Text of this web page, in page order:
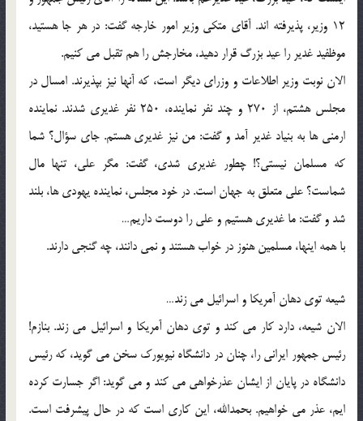
12 وزیر، پذیرفته اند. آقای متکی وزیر امور خارجه گفت: در هر جا هستید،
موظفید غدیر را عید بزرگ قرار دهید، مخارجش را هم تقبل می کنیم.
الان نوبت وزیر اطلاعات و وزرای دیگر است، که آنها نیز بپذیرند. امسال در
مجلس هشتم، از 270 و چند نفر نماینده، 250 نفر غدیری شدند. نماینده
ارمنی ها به بنیاد غدیر آمد و گفت: من نیز غدیری هستم. جای سؤال؟ شما
که مسلمان نیستی؟! چطور غدیری شدی، گفت: مگر علی، تنها مال
شماست؟ علی متعلق به جهان است. در خود مجلس، نماینده یهودی ها، بلند
شد و گفت: ما غدیری هستیم و علی را دوست داریم…
با همه اینها، مسلمین هنوز در خواب هستند و نمی دانند، چه گنجی دارند.
شیعه توی دهان آمریکا و اسرائیل می زند…
الان شیعه، دارد کار می کند و توی دهان آمریکا و اسرائیل می زند. بنازم!
رئیس جمهور ایرانی را، چنان در دانشگاه نیویورک سخن می گوید، که رئیس
دانشگاه در پایان از ایشان عذرخواهی می کند و می گوید: اگر جسارت کرده
ایم، عذر می خواهیم. بحمدالله، این کاری است که در حال پیشرفت است.